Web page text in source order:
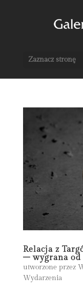
Zaznacz stronę
Relacja z
– wygrana od
utworzone przez
Wydarzenia